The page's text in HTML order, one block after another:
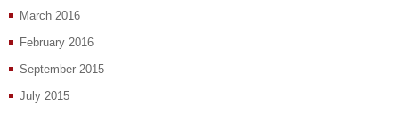
March 2016
February 2016
September 2015
July 2015